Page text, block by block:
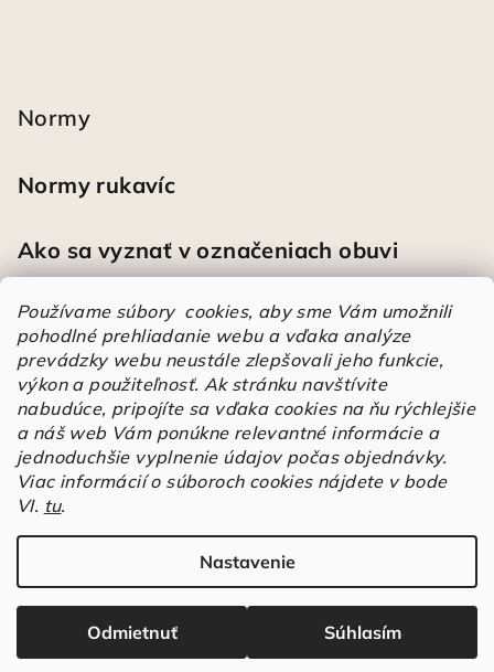
Používame súbory cookies, aby sme Vám umožnili
pohodlné prehliadanie webu a vďaka analýze
prevádzky webu neustále zlepšovali jeho funkcie,
výkon a použiteľnosť. Ak stránku navštívite
nabudúce, pripojíte sa vďaka cookies na ňu rýchlejšie
a náš web Vám ponúkne relevantné informácie a
jednoduchšie vyplnenie údajov počas objednávky.
Viac informácií o súboroch cookies nájdete v bode
VI. tu.
Nastavenie
Odmietnuť Súhlasím
Normy
Normy rukavíc
Ako sa vyznať v označeniach obuvi
Heureka
Športové pracovné poltopánky PRESTIGE CLASSIC biele
Hodnotenie produktu je 5 z 5 hviezdičiek.
| Mária
Á
u
e
r
s
Elstrote®. Všetky práva vyhradené.
nastavenie cookies